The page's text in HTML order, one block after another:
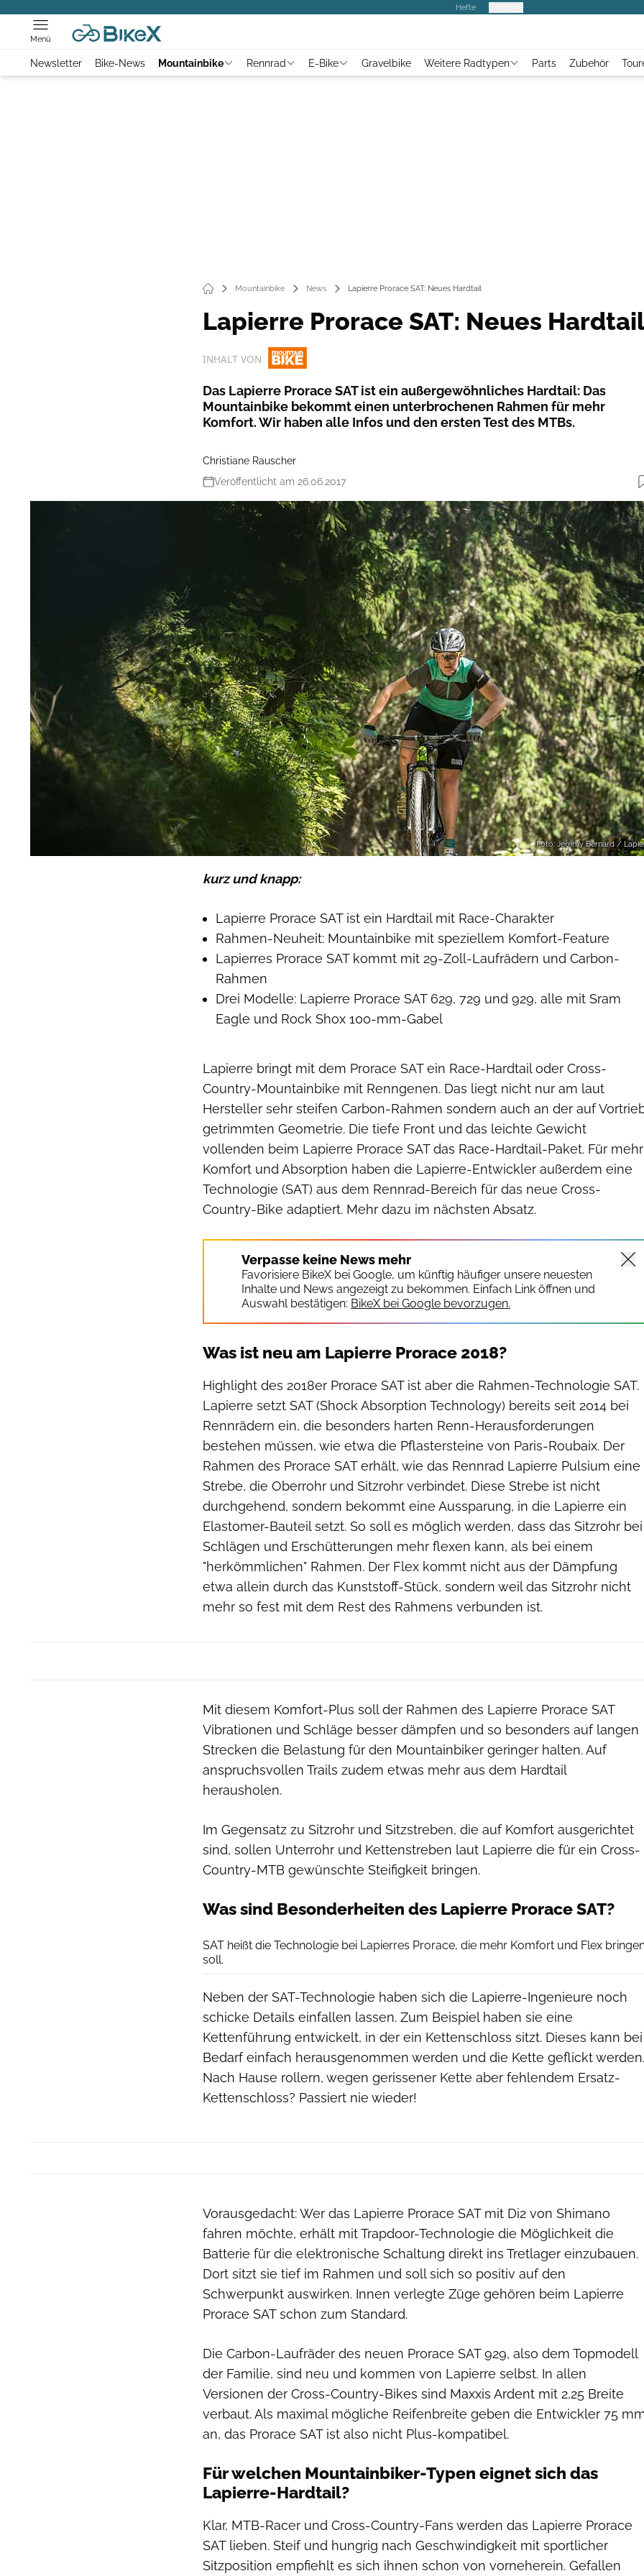
Hefte
Menü
Newsletter Bike-News Mountainbike Rennrad E-Bike Gravelbike Weitere Radtypen Parts Zubehör
Mountainbike News Lapierre Prorace SAT: Neues Hardtail
Lapierre Prorace SAT: Neues Hardtail
INHALT VON
Das Lapierre Prorace SAT ist ein außergewöhnliches Hardtail: Das
Mountainbike bekommt einen unterbrochenen Rahmen für mehr
Komfort. Wir haben alle Infos und den ersten Test des MTBs.
Christiane Rauscher
Veröffentlicht am 26.06.2017
Foto: Jeremy Bernard /
kurz und knapp:
Lapierre Prorace SAT ist ein Hardtail mit Race-Charakter
Rahmen-Neuheit: Mountainbike mit speziellem Komfort-Feature
Lapierres Prorace SAT kommt mit 29-Zoll-Laufrädern und Carbon-
Rahmen
Drei Modelle: Lapierre Prorace SAT 629, 729 und 929, alle mit Sram
Eagle und Rock Shox 100-mm-Gabel
Lapierre bringt mit dem Prorace SAT ein Race-Hardtail oder Cross-
Country-Mountainbike mit Renngenen. Das liegt nicht nur am laut
Hersteller sehr steifen Carbon-Rahmen sondern auch an der auf
getrimmten Geometrie. Die tiefe Front und das leichte Gewicht
vollenden beim Lapierre Prorace SAT das Race-Hardtail-Paket. Für mehr
Komfort und Absorption haben die Lapierre-Entwickler außerdem eine
Technologie (SAT) aus dem Rennrad-Bereich für das neue Cross-
Country-Bike adaptiert. Mehr dazu im nächsten Absatz.
Verpasse keine News mehr
Favorisiere BikeX bei Google, um künftig häufiger unsere neuesten
Inhalte und News angezeigt zu bekommen. Einfach Link öffnen und
Auswahl bestätigen: BikeX bei Google bevorzugen.
Was ist neu am Lapierre Prorace 2018?
Highlight des 2018er Prorace SAT ist aber die Rahmen-Technologie SAT.
Lapierre setzt SAT (Shock Absorption Technology) bereits seit 2014 bei
Rennrädern ein, die besonders harten Renn-Herausforderungen
bestehen müssen, wie etwa die Pflastersteine von Paris-Roubaix. Der
Rahmen des Prorace SAT erhält, wie das Rennrad Lapierre Pulsium eine
Strebe, die Oberrohr und Sitzrohr verbindet. Diese Strebe ist nicht
durchgehend, sondern bekommt eine Aussparung, in die Lapierre ein
Elastomer-Bauteil setzt. So soll es möglich werden, dass das Sitzrohr bei
Schlägen und Erschütterungen mehr flexen kann, als bei einem
"herkömmlichen" Rahmen. Der Flex kommt nicht aus der Dämpfung
etwa allein durch das Kunststoff-Stück, sondern weil das Sitzrohr nicht
mehr so fest mit dem Rest des Rahmens verbunden ist.
Mit diesem Komfort-Plus soll der Rahmen des Lapierre Prorace SAT
Vibrationen und Schläge besser dämpfen und so besonders auf langen
Strecken die Belastung für den Mountainbiker geringer halten. Auf
anspruchsvollen Trails zudem etwas mehr aus dem Hardtail
herausholen.
Im Gegensatz zu Sitzrohr und Sitzstreben, die auf Komfort ausgerichtet
sind, sollen Unterrohr und Kettenstreben laut Lapierre die für ein Cross-
Country-MTB gewünschte Steifigkeit bringen.
Was sind Besonderheiten des Lapierre Prorace SAT?
SAT heißt die Technologie bei Lapierres Prorace, die mehr Komfort und Flex
soll.
Neben der SAT-Technologie haben sich die Lapierre-Ingenieure noch
schicke Details einfallen lassen. Zum Beispiel haben sie eine
Kettenführung entwickelt, in der ein Kettenschloss sitzt. Dieses kann bei
Bedarf einfach herausgenommen werden und die Kette geflickt werden.
Nach Hause rollern, wegen gerissener Kette aber fehlendem Ersatz-
Kettenschloss? Passiert nie wieder!
Vorausgedacht: Wer das Lapierre Prorace SAT mit Di2 von Shimano
fahren möchte, erhält mit Trapdoor-Technologie die Möglichkeit die
Batterie für die elektronische Schaltung direkt ins Tretlager einzubauen.
Dort sitzt sie tief im Rahmen und soll sich so positiv auf den
Schwerpunkt auswirken. Innen verlegte Züge gehören beim Lapierre
Prorace SAT schon zum Standard.
Die Carbon-Laufräder des neuen Prorace SAT 929, also dem Topmodell
der Familie, sind neu und kommen von Lapierre selbst. In allen
Versionen der Cross-Country-Bikes sind Maxxis Ardent mit 2,25 Breite
verbaut. Als maximal mögliche Reifenbreite geben die Entwickler 75
an, das Prorace SAT ist also nicht Plus-kompatibel.
Für welchen Mountainbiker-Typen eignet sich das
Lapierre-Hardtail?
Klar, MTB-Racer und Cross-Country-Fans werden das Lapierre Prorace
SAT lieben. Steif und hungrig nach Geschwindigkeit mit sportlicher
Sitzposition empfiehlt es sich ihnen schon von vorneherein. Gefallen